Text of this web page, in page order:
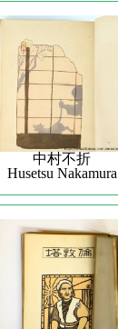
中村不折
Husetsu Nakamura